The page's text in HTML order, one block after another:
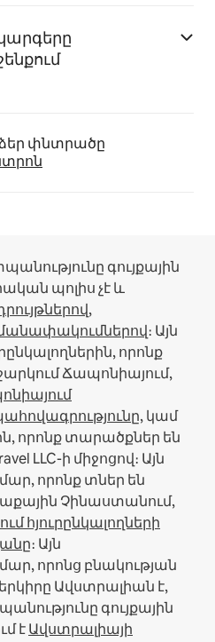
ձեր փնտրածը
գույքային
պոլիս չէ և
։ Այն
որոնք
Ճապոնիայում,
, կամ
որոնք տարածքներ են
LLC-ի միջոցով։ Այն
որոնք տներ են
Չինաստանում,
հյուրընկալողների
։ Այն
որոնց բնակության
Ավստրալիան է,
գույքային
էԱվստրալիայի